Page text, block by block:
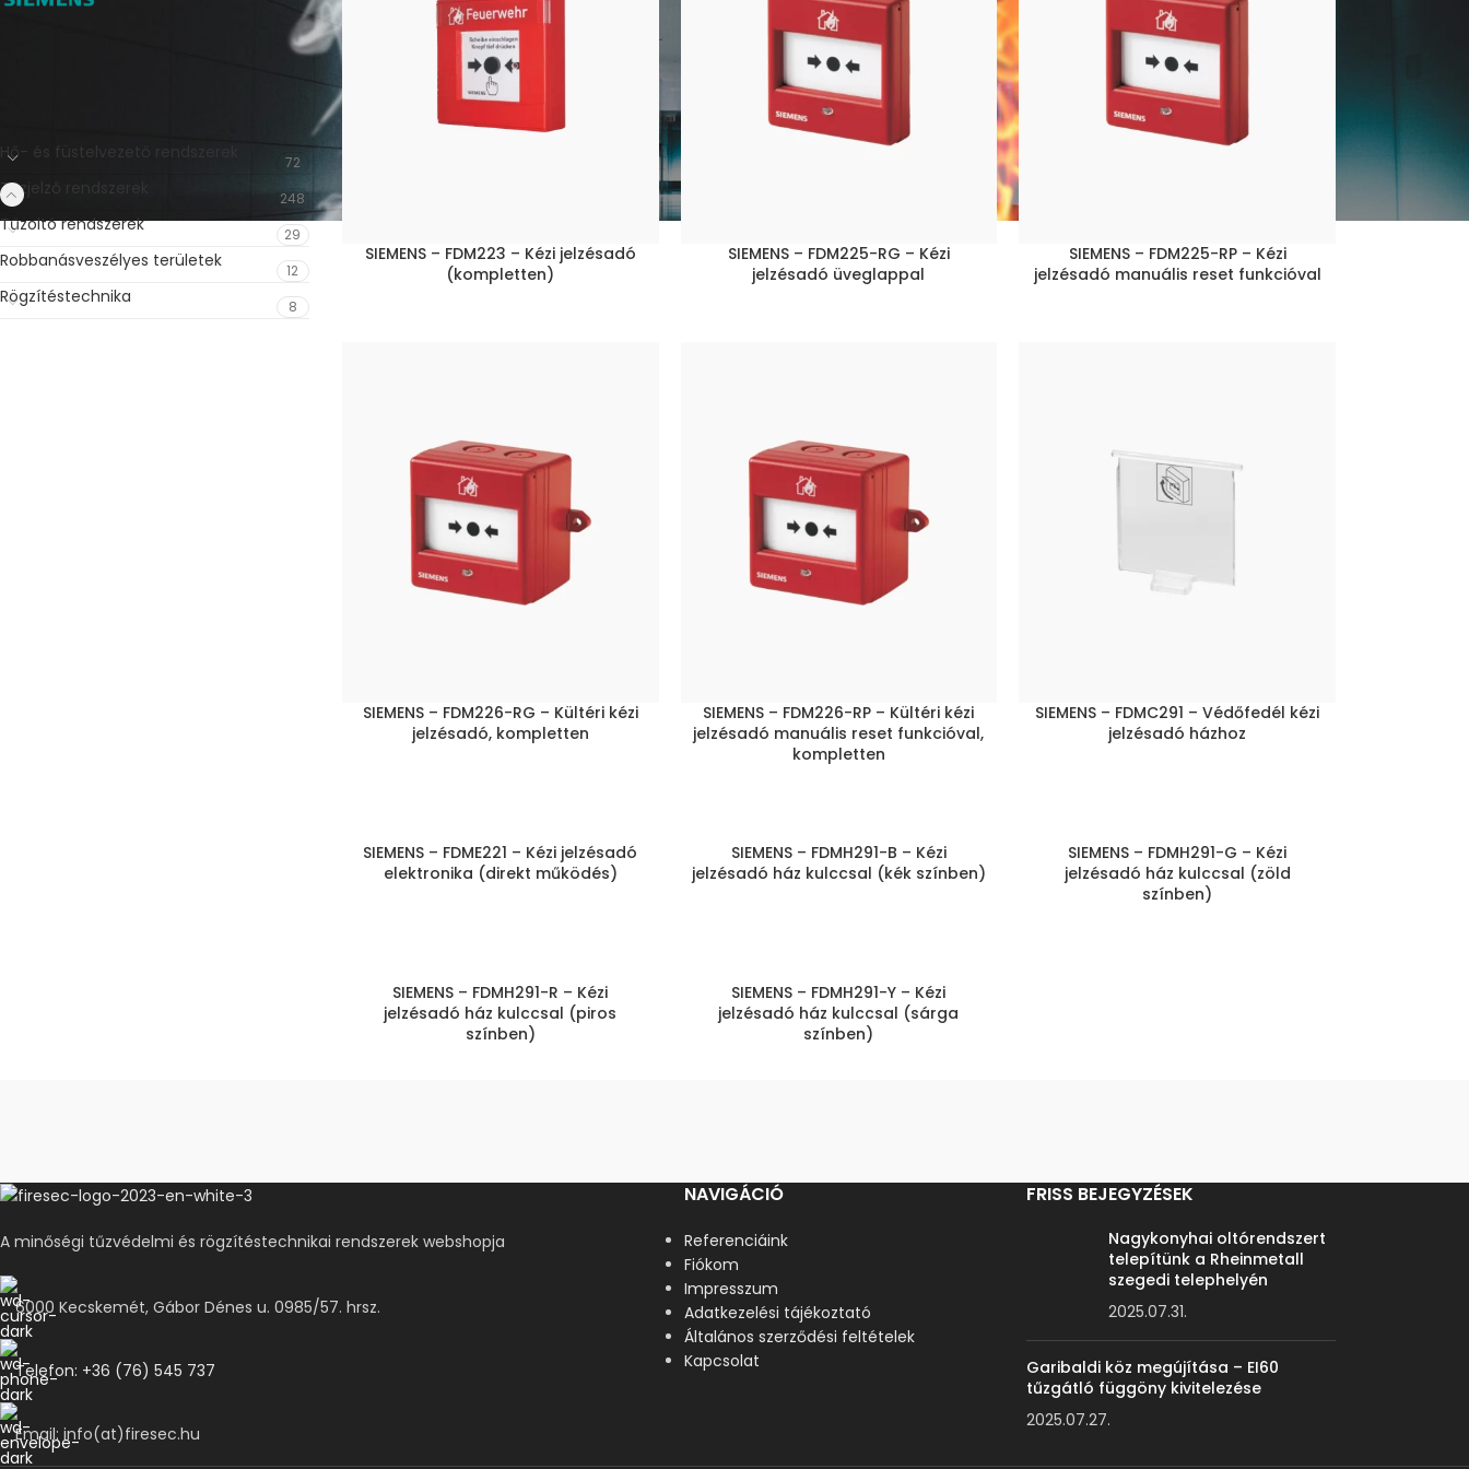
Hő- és füstelvezető rendszerek 72
Tűzjelző rendszerek 248
Tűzoltó rendszerek 29
Robbanásveszélyes területek 12
Rögzítéstechnika 8
SIEMENS – FDM223 – Kézi jelzésadó
(kompletten)
SIEMENS – FDM225-RG – Kézi
jelzésadó üveglappal
SIEMENS – FDM225-RP – Kézi
jelzésadó manuális reset funkcióval
SIEMENS – FDM226-RG – Kültéri kézi
jelzésadó, kompletten
SIEMENS – FDM226-RP – Kültéri kézi
jelzésadó manuális reset funkcióval,
kompletten
SIEMENS – FDMC291 – Védőfedél kézi
jelzésadó házhoz
SIEMENS – FDME221 – Kézi jelzésadó
elektronika (direkt működés)
SIEMENS – FDMH291-B – Kézi
jelzésadó ház kulccsal (kék színben)
SIEMENS – FDMH291-G – Kézi
jelzésadó ház kulccsal (zöld
színben)
SIEMENS – FDMH291-R – Kézi
jelzésadó ház kulccsal (piros
színben)
SIEMENS – FDMH291-Y – Kézi
jelzésadó ház kulccsal (sárga
színben)
A minőségi tűzvédelmi és rögzítéstechnikai rendszerek webshopja
6000 Kecskemét, Gábor Dénes u. 0985/57. hrsz.
Telefon: +36 (76) 545 737
Email: info(at)firesec.hu
NAVIGÁCIÓ
Referenciáink
Fiókom
Impresszum
Adatkezelési tájékoztató
Általános szerződési feltételek
Kapcsolat
FRISS BEJEGYZÉSEK
Nagykonyhai oltórendszert
telepítünk a Rheinmetall
szegedi telephelyén
2025.07.31.
Garibaldi köz megújítása – EI60
tűzgátló függöny kivitelezése
2025.07.27.